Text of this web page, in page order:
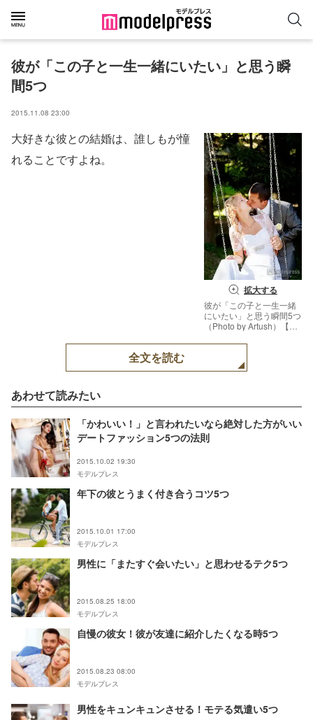
彼が「この子と一生一緒にいたい」と思う瞬
間5つ
2015.11.08 23:00
拡大する
彼が「この子と一生一緒
にいたい」と思う瞬間5つ
（Photo by Artush）【モ
大好きな彼との結婚は、誰しもが憧
れることですよね。
全文を読む
あわせて読みたい
「かわいい！」と言われたいなら絶対した方がいい
デートファッション5つの法則
2015.10.02 19:30
モデルプレス
年下の彼とうまく付き合うコツ5つ
2015.10.01 17:00
モデルプレス
男性に「またすぐ会いたい」と思わせるテク5つ
2015.08.25 18:00
モデルプレス
自慢の彼女！彼が友達に紹介したくなる時5つ
2015.08.23 08:00
モデルプレス
男性をキュンキュンさせる！モテる気遣い5つ